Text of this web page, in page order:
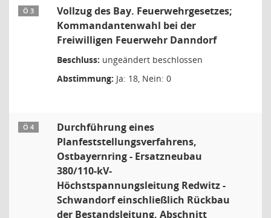
Ö 3
Vollzug des Bay. Feuerwehrgesetzes;
Kommandantenwahl bei der
Freiwilligen Feuerwehr Danndorf
Beschluss: ungeändert beschlossen
Abstimmung: Ja: 18, Nein: 0
Ö 4
Durchführung eines
Planfeststellungsverfahrens,
Ostbayernring - Ersatzneubau
380/110-kV-
Höchstspannungsleitung Redwitz -
Schwandorf einschließlich Rückbau
der Bestandsleitung, Abschnitt